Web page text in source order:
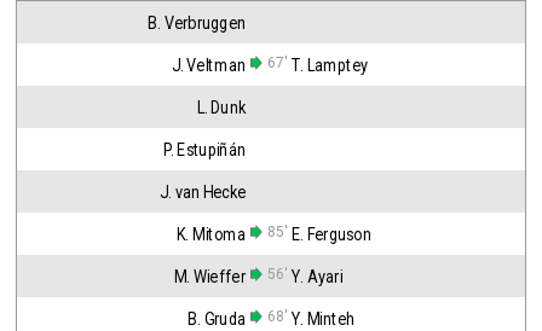
B. Verbruggen
J. Veltman 67' T. Lamptey
L. Dunk
P. Estupiñán
J. van Hecke
K. Mitoma 85' E. Ferguson
M. Wieffer 56' Y. Ayari
B. Gruda 68' Y. Minteh